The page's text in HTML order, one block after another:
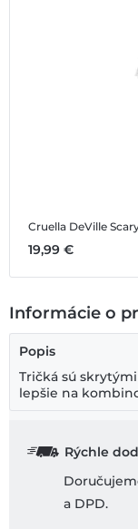
Cruella DeVille
19,99 €
Informácie o
Popis
Tričká sú
lepšie na
Rýchle
a DPD.